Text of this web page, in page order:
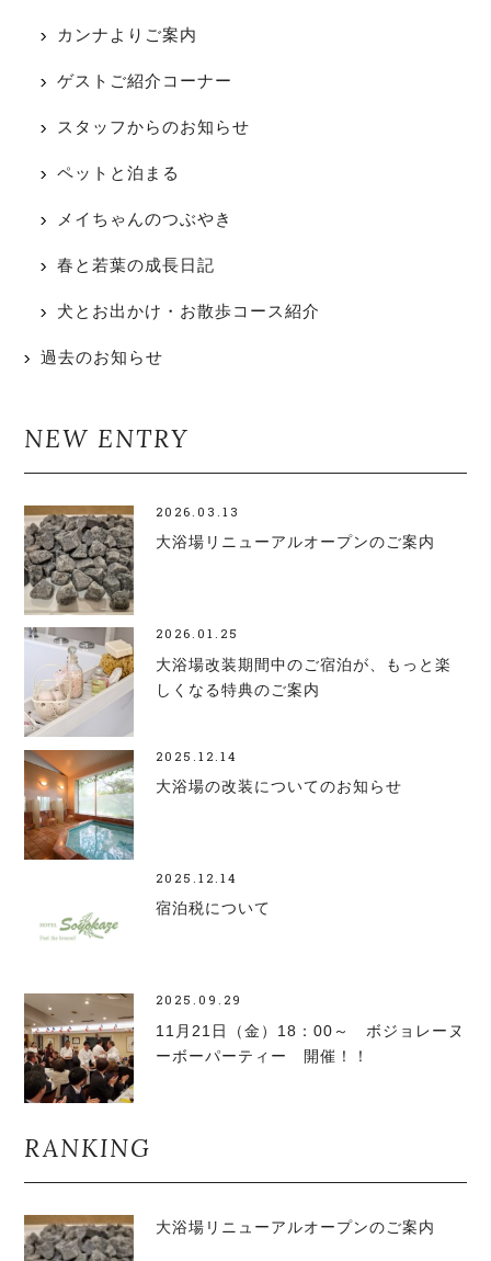
カンナよりご案内
ゲストご紹介コーナー
スタッフからのお知らせ
ペットと泊まる
メイちゃんのつぶやき
春と若葉の成長日記
犬とお出かけ・お散歩コース紹介
過去のお知らせ
NEW ENTRY
2026.03.13
大浴場リニューアルオープンのご案内
2026.01.25
大浴場改装期間中のご宿泊が、もっと楽
しくなる特典のご案内
2025.12.14
大浴場の改装についてのお知らせ
2025.12.14
宿泊税について
2025.09.29
11月21日（金）18：00～ ボジョレーヌ
ーボーパーティー 開催！！
RANKING
大浴場リニューアルオープンのご案内